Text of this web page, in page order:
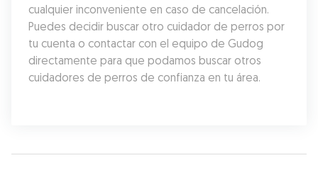
cualquier inconveniente en caso de cancelación.
Puedes decidir buscar otro cuidador de perros por
tu cuenta o contactar con el equipo de Gudog
directamente para que podamos buscar otros
cuidadores de perros de confianza en tu área.